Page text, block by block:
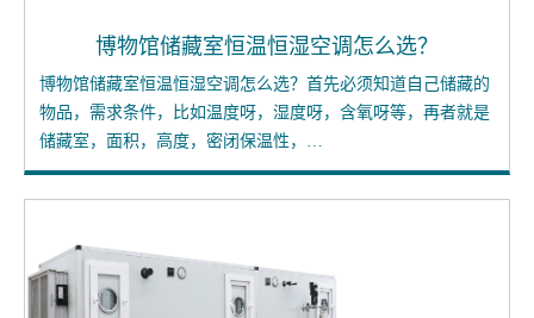
博物馆储藏室恒温恒湿空调怎么选？
博物馆储藏室恒温恒湿空调怎么选？首先必须知道自己储藏的
物品，需求条件，比如温度呀，湿度呀，含氧呀等，再者就是
储藏室，面积，高度，密闭保温性，…